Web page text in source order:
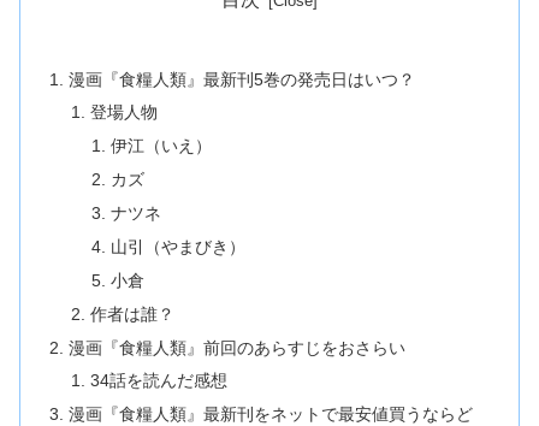
漫画『食糧人類』最新刊5巻の発売日はいつ？
登場人物
伊江（いえ）
カズ
ナツネ
山引（やまびき）
小倉
作者は誰？
漫画『食糧人類』前回のあらすじをおさらい
34話を読んだ感想
漫画『食糧人類』最新刊をネットで最安値買うならど